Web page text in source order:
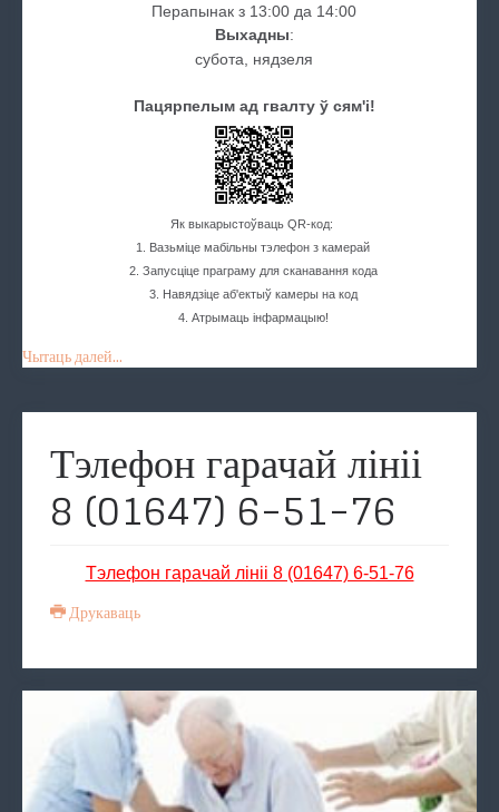
Перапынак з 13:00 да 14:00
Выхадны:
субота, нядзеля
Пацярпелым ад гвалту ў сям'і!
Як выкарыстоўваць QR-код:
1. Вазьміце мабільны тэлефон з камерай
2. Запусціце праграму для сканавання кода
3. Навядзіце аб'ектыў камеры на код
4. Атрымаць інфармацыю!
Чытаць далей...
Тэлефон гарачай лініі
8 (01647) 6-51-76
Тэлефон гарачай лініі 8 (01647) 6-51-76
Друкаваць